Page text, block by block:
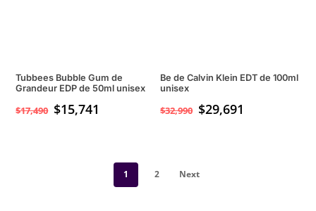
Tubbees Bubble Gum de
Grandeur EDP de 50ml unisex
$17,490 $15,741
Be de Calvin Klein EDT de 100ml
unisex
$32,990 $29,691
1 2 Next